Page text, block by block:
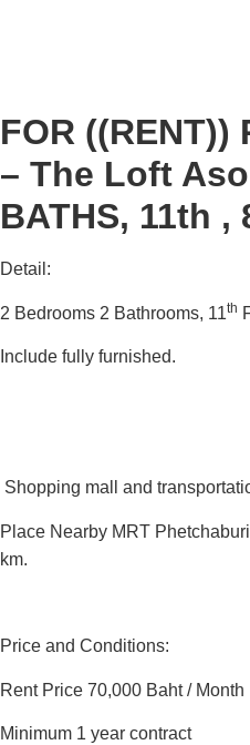
FOR ((RENT))
– The Loft
BATHS, 11th ,
Detail:
2 Bedrooms 2 Bathrooms, 11th
Include fully furnished.
Shopping mall and
‍Place Nearby MRT
km.
Price and Conditions:
Rent Price 70,000 Baht / Month
Minimum 1 year contract